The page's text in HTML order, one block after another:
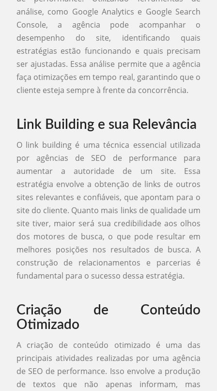
análise, como Google Analytics e Google Search
Console, a agência pode acompanhar o
desempenho do site, identificando quais
estratégias estão funcionando e quais precisam
ser ajustadas. Essa análise permite que a agência
faça otimizações em tempo real, garantindo que o
cliente esteja sempre à frente da concorrência.
Link Building e sua Relevância
O link building é uma técnica essencial utilizada
por agências de SEO de performance para
aumentar a autoridade de um site. Essa
estratégia envolve a obtenção de links de outros
sites relevantes e confiáveis, que apontam para o
site do cliente. Quanto mais links de qualidade um
site tiver, maior será sua credibilidade aos olhos
dos motores de busca, o que pode resultar em
melhores posições nos resultados de busca. A
construção de relacionamentos e parcerias é
fundamental para o sucesso dessa estratégia.
Criação de Conteúdo
Otimizado
A criação de conteúdo otimizado é uma das
principais atividades realizadas por uma agência
de SEO de performance. Isso envolve a produção
de textos que não apenas informam, mas